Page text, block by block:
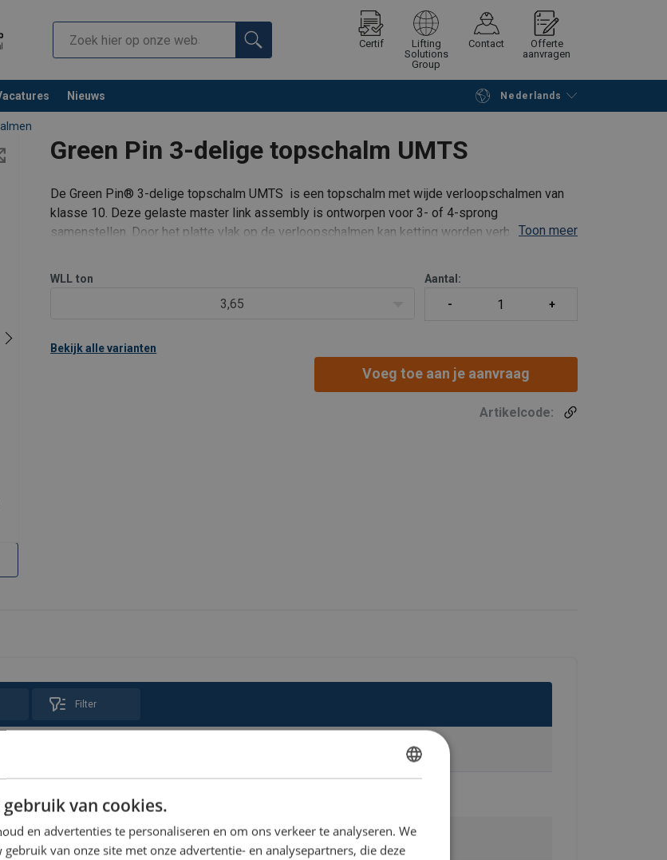
Certif
Lifting
Solutions
Group
Contact
Offerte
aanvragen
Nieuws Nederlands
Verder winkelen Vraag offerte aan
Green Pin 3-delige topschalm UMTS
De Green Pin® 3-delige topschalm UMTS is een topschalm met wijde verloopschalmen van
klasse 10. Deze gelaste master link assembly is ontworpen voor 3- of 4-sprong
samenstellen. Door het platte vlak op de verloopschalmen kan ketting worden verbondenToon meer
WLL ton
3,65
Aantal:
Bekijk alle varianten
Voeg toe aan je aanvraag
Artikelcode:
Filter
DUTCH
van cookies.
en advertenties te personaliseren en om ons verkeer te analyseren. We
van onze site met onze advertentie- en analysepartners, die deze